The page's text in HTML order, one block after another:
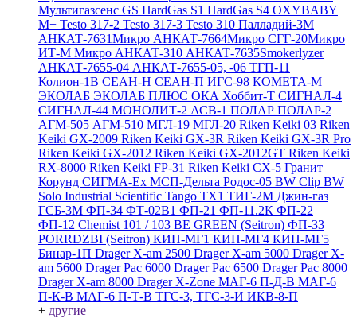
Мультигазсенс GS HardGas S1 HardGas S4 OXYBABY
M+ Testo 317-2 Testo 317-3 Testo 310 Палладий-3М
АНКАТ-7631Микро АНКАТ-7664Микро СГГ-20Микро
ИТ-М Микро АНКАТ-310 АНКАТ-7635Smokerlyzer
АНКАТ-7655-04 АНКАТ-7655-05, -06 ТГП-11
Колион-1В СЕАН-Н СЕАН-П ИГС-98 КОМЕТА-М
ЭКОЛАБ ЭКОЛАБ ПЛЮС ОКА Хоббит-Т СИГНАЛ-4
СИГНАЛ-44 МОНОЛИТ-2 АСВ-1 ПОЛАР ПОЛАР-2
АГМ-505 АГМ-510 МГЛ-19 МГЛ-20 Riken Keiki 03 Riken
Keiki GX-2009 Riken Keiki GX-3R Riken Keiki GX-3R Pro
Riken Keiki GX-2012 Riken Keiki GX-2012GT Riken Keiki
RX-8000 Riken Keiki FP-31 Riken Keiki CX-5 Гранит
Корунд СИГМА-Ех МСП-Дельта Родос-05 BW Clip BW
Solo Industrial Scientific Tango TX1 ТИГ-2М Джин-газ
ГСБ-3М ФП-34 ФТ-02В1 ФП-21 ФП-11.2К ФП-22
ФП-12 Chemist 101 / 103 BE GREEN (Seitron) ФП-33
PORRDZBI (Seitron) КИП-МГ1 КИП-МГ4 КИП-МГ5
Бинар-1П Drager X-am 2500 Drager X-am 5000 Drager X-
am 5600 Drager Pac 6000 Drager Pac 6500 Drager Pac 8000
Drager X-am 8000 Drager X-Zone МАГ-6 П-Д-В МАГ-6
П-К-В МАГ-6 П-Т-В ТГС-3, ТГС-3-И ИКВ-8-П
+ другие